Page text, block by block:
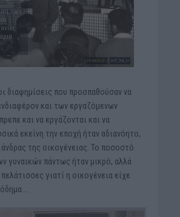
των
διαφημίσεις που προσπαθούσαν να
και των εργαζόμενων
και να εργάζονται και να
εκείνη την εποχή ήταν αδιανόητο,
άνδρας της οικογένειας. Το ποσοστό
γυναικών πάντως ήταν μικρό, αλλά
γιατί η οικογένεια είχε